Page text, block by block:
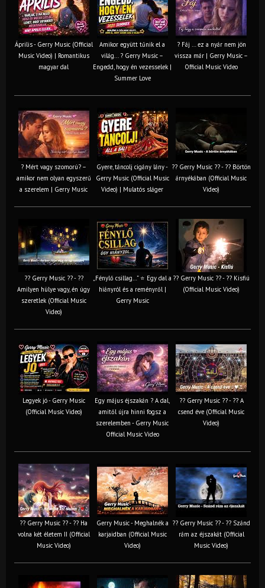
Április - Gerry Music (Official
Music Video) | Romantikus
magyar dal
Amikor együtt tűnik el a
világ... ? Gerry Music –
Engedd, hogy én vezesselek |
Summer Love
? Fáj … ez a nyár nem jön
vissza már | Gerry Music –
Official Music Video
? Mért vagy szomorú? –
amikor nem olyan egyszerű
a szerelem | Gerry Music
Gyere, táncolj cigány lány -
Gerry Music (Official Music
Video) | Mulatós sláger
?? Gerry Music ?? - ?? Börtön
árnyékában (Official Music
Video)
?? Gerry Music ?? - ??
Amilyen hülye vagy, én úgy
szeretlek (Official Music
Video)
„Fénylő csillag…” ⭐ Egy dal a
hiányról és a reményről |
Gerry Music
?? Gerry Music ?? - ?? Kisfiú
(Official Music Video)
Legyek jó - Gerry Music
(Official Music Video)
Egy május éjszakán ? A dal,
amitől újra hinni fogsz a
szerelemben - Gerry Music
Official Music Video
?? Gerry Music ?? - ?? A
csend éve (Official Music
Video)
?? Gerry Music ?? - ?? Ha
volna két életem II (Official
Music Video)
Gerry Music - Meghalnék a
karjaidban (Official Music
Video)
?? Gerry Music ?? - ?? Szánd
rám az éjszakát (Official
Music Video)